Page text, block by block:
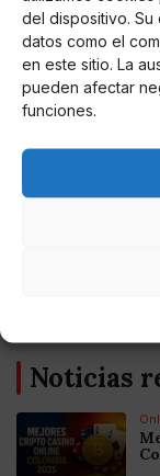
del dispositivo. Su
datos como el
en este sitio. La
pueden afectar
funciones.
?? @_lmflores
Una publicación
Noticias